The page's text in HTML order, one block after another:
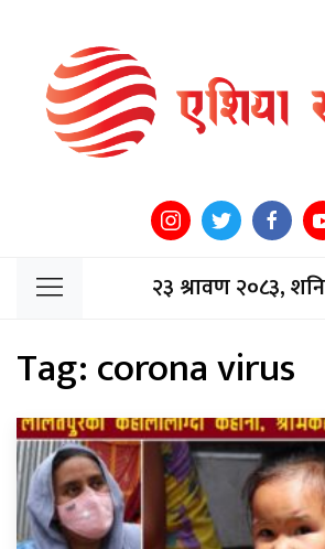
२३ श्रावण २०८३,
Tag:corona virus